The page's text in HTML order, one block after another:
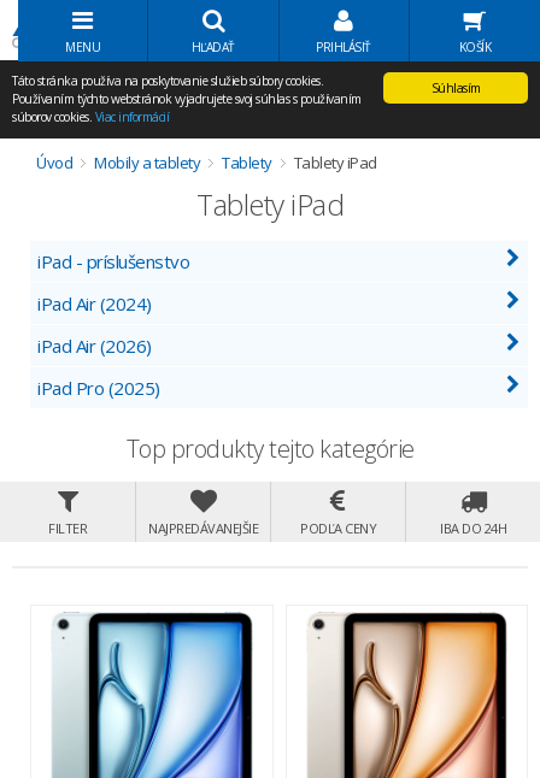
Volať Agem
MENU HĽADAŤ PRIHLÁSIŤ KOŠÍK
Súhlasím
Táto stránka používa na poskytovanie služieb súbory cookies.
Používaním týchto webstránok vyjadrujete svoj súhlas s používaním
súborov cookies. Viac informácií
Úvod Mobily a tablety Tablety Tablety iPad
Tablety iPad
iPad - príslušenstvo
iPad Air (2024)
iPad Air (2026)
iPad Pro (2025)
Top produkty tejto kategórie
FILTER NAJPREDÁVANEJŠIE PODĽA CENY IBA DO 24H